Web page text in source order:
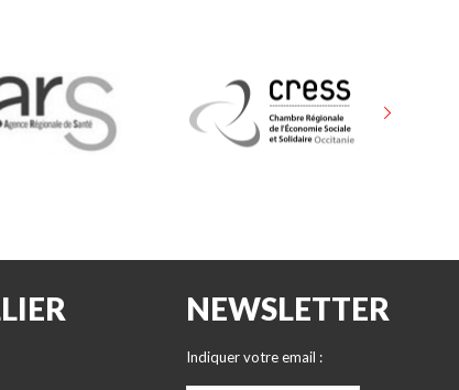
NEWSLETTER
Indiquer votre email :